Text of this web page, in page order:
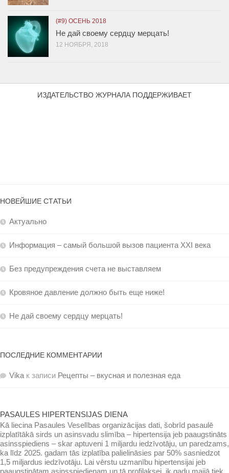
(#9) ОСЕНЬ 2018
Не дай своему сердцу мерцать!
12 НОЯБРЯ, 2018
ИЗДАТЕЛЬСТВО ЖУРНАЛА ПОДДЕРЖИВАЕТ
НОВЕЙШИЕ СТАТЬИ
Актуально
Информация – самый большой вызов пациента XXI века
Без предупреждения счета не выставляем
Кровяное давление должно быть еще ниже!
Не дай своему сердцу мерцать!
ПОСЛЕДНИЕ КОММЕНТАРИИ
Vika к записи Рецепты – вкусная и полезная еда
PASAULES HIPERTENSIJAS DIENA
Kā liecina Pasaules Veselības organizācijas dati, šobrīd pasaulē
izplatītākā sirds un asinsvadu slimība – hipertensija jeb paaugstināts
asinsspiediens – skar aptuveni 1 miljardu iedzīvotāju, un paredzams,
ka līdz 2025. gadam tās izplatība palielināsies par 50% sasniedzot
1,5 miljardus iedzīvotāju. Lai vērstu uzmanību hipertensijai jeb